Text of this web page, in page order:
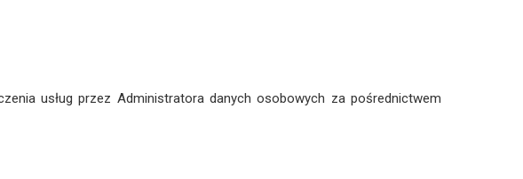
usług przez Administratora danych osobowych za pośrednictwem